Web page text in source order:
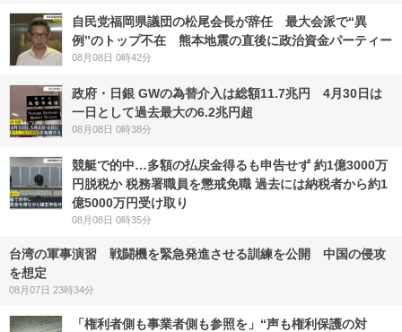
自民党福岡県議団の松尾会長が辞任 最大会派で“異
例”のトップ不在 熊本地震の直後に政治資金パーティー
08月08日 0時42分
政府・日銀 GWの為替介入は総額11.7兆円 4月30日は
一日として過去最大の6.2兆円超
08月08日 0時38分
競艇で的中…多額の払戻金得るも申告せず 約1億3000万
円脱税か 税務署職員を懲戒免職 過去には納税者から約1
億5000万円受け取り
08月08日 0時35分
台湾の軍事演習 戦闘機を緊急発進させる訓練を公開 中国の侵攻
を想定
08月07日 23時34分
「権利者側も事業者側も参照を」“声も権利保護の対